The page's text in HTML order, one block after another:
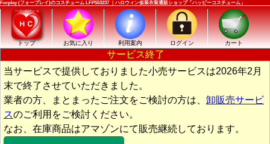
Forplay (フォープレイ)のコスチューム LFP553237 ｜ハロウィン仮装衣装通販ショップ「ハッピーコスチューム」
トップ お気に入り 利用案内 ログイン カート
サービス終了
当サービスで提供しておりました小売サービスは2026年2月
末で終了させていただきました。
業者の方、まとまったご注文をご検討の方は、 卸販売サービ
スのご利用をご検討ください。
なお、在庫商品はアマゾンにて販売継続しております。